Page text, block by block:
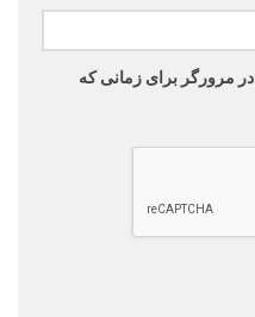
مرورگر برای زمانی که